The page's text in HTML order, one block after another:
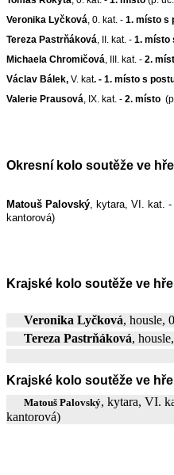
Veronika Lyčková, 0. kat. - 1. místo s
Tereza Pastrňáková, II. kat. - 1. místo
Michaela Chromičová, III. kat. - 2.
Václav Bálek, V. kat. - 1. místo s
Valerie Prausová, IX. kat. - 2. místo
Okresní kolo soutěže ve
Matouš Palovský, kytara, VI. kat. -
kantorová)
Krajské kolo soutěže ve
Veronika Lyčková, housle,
Tereza Pastrňáková,
Krajské kolo soutěže ve
Matouš Palovský, kytara, VI.
kantorová)